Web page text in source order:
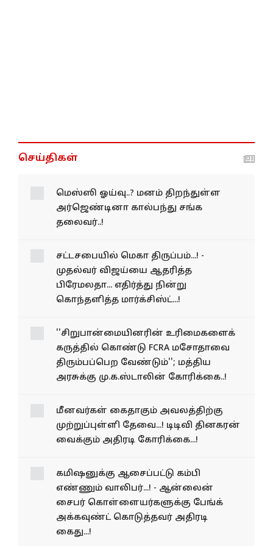
செய்திகள்
மெஸ்ஸி ஓய்வு..? மனம் திறந்துள்ள
அர்ஜெண்டினா கால்பந்து சங்க
தலைவர்..!
சட்டசபையில் மெகா
திருப்பம்...! - முதல்வர்
விஜய்யை ஆதரித்த
பிரேமலதா... எதிர்த்து நின்று
''சிறுபான்மையினரின் உரிமைகளைக்
கருத்தில் கொண்டு FCRA மசோதாவை
திரும்பப்பெற வேண்டும்''; மத்திய
மீனவர்கள் கைதாகும்
அவலத்திற்கு முற்றுப்புள்ளி
வைக்கும் அதிரடி
கோரிக்கை...!
கமிஷனுக்கு ஆசைப்பட்டு கம்பி
எண்ணும் வாலிபர்...! - ஆன்லைன்